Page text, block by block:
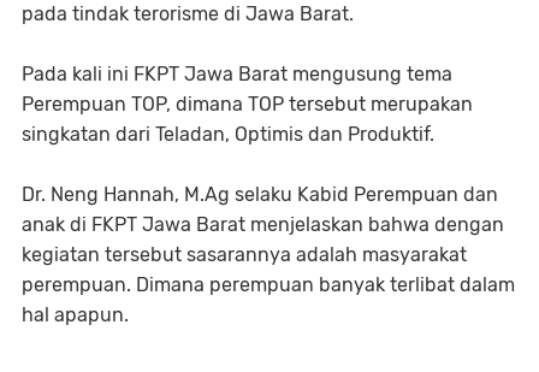
pada tindak terorisme di Jawa Barat.
Pada kali ini FKPT Jawa Barat mengusung tema
Perempuan TOP, dimana TOP tersebut merupakan
singkatan dari Teladan, Optimis dan Produktif.
Dr. Neng Hannah, M.Ag selaku Kabid Perempuan dan
anak di FKPT Jawa Barat menjelaskan bahwa dengan
kegiatan tersebut sasarannya adalah masyarakat
perempuan. Dimana perempuan banyak terlibat dalam
hal apapun.